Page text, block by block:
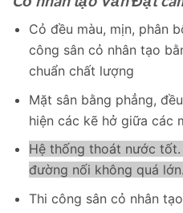
Cỏ đều màu, mịn, phân
công sân cỏ nhân tạo
chuẩn chất lượng
Mặt sân bằng phẳng,
hiện các kẽ hở giữa các
Hệ thống thoát nước
đường nối không quá lớn.
Thi công sân cỏ nhân